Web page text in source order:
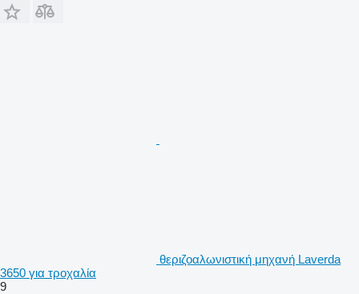
θεριζοαλωνιστική μηχανή Laverda
3650 για τροχαλία
9